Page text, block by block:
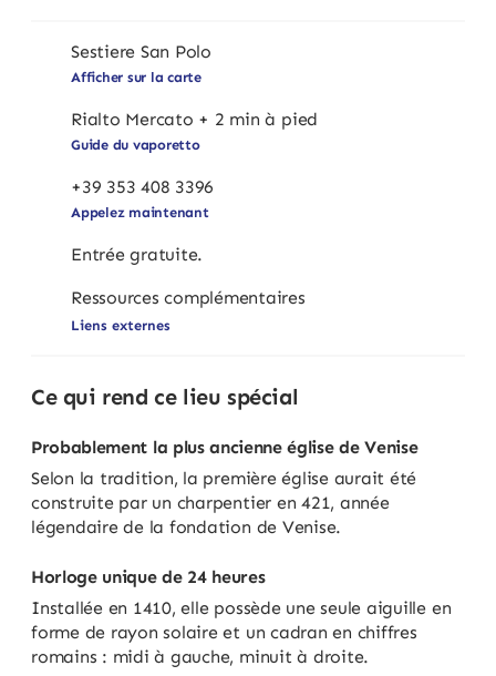
Sestiere San Polo
Afficher sur la carte
Rialto Mercato + 2 min à pied
Guide du vaporetto
+39 353 408 3396
Appelez maintenant
Entrée gratuite.
Ressources complémentaires
Liens externes
Ce qui rend ce lieu spécial
Probablement la plus ancienne église de Venise
Selon la tradition, la première église aurait été
construite par un charpentier en 421, année
légendaire de la fondation de Venise.
Horloge unique de 24 heures
Installée en 1410, elle possède une seule aiguille en
forme de rayon solaire et un cadran en chiffres
romains : midi à gauche, minuit à droite.